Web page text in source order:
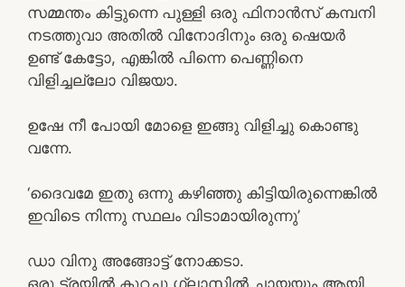
സമ്മന്തം കിട്ടുന്നെ പുള്ളി ഒരു ഫിനാൻസ് കമ്പനി
നടത്തുവാ അതിൽ വിനോദിനും ഒരു ഷെയർ
ഉണ്ട് കേട്ടോ, എങ്കിൽ പിന്നെ പെണ്ണിനെ
വിളിച്ചല്ലോ വിജയാ.
ഉഷേ നീ പോയി മോളെ ഇങ്ങു വിളിച്ചു കൊണ്ടു
വന്നേ.
‘ദൈവമേ ഇതു ഒന്നു കഴിഞ്ഞു കിട്ടിയിരുന്നെങ്കിൽ
ഇവിടെ നിന്നു സ്ഥലം വിടാമായിരുന്നു’
ഡാ വിനു അങ്ങോട്ട്‌ നോക്കടാ.
ഒരു ട്രയിൽ കുറച്ചു ഗ്ലാസിൽ ചായയും ആയി